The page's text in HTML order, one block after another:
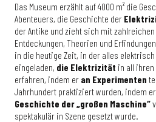
Das Museum erzählt auf 4000 m² die
Abenteuers, die Geschichte der
der Antike und zieht sich mit
Entdeckungen, Theorien und
in die heutige Zeit, in der alles
eingeladen, die Elektrizität in all ihren
erfahren, indem er an Experimenten
Jahrhundert praktiziert wurden, indem
Geschichte der „großen Maschine“
spektakulär in Szene gesetzt wurde.